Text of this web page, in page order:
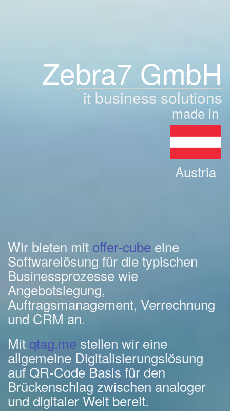
Zebra7 GmbH
it business solutions
made in
Austria
Wir bieten mit offer-cube eine
Softwarelösung für die typischen
Businessprozesse wie
Angebotslegung,
Auftragsmanagement, Verrechnung
und CRM an.
Mit qtag.me stellen wir eine
allgemeine Digitalisierungslösung
auf QR-Code Basis für den
Brückenschlag zwischen analoger
und digitaler Welt bereit.